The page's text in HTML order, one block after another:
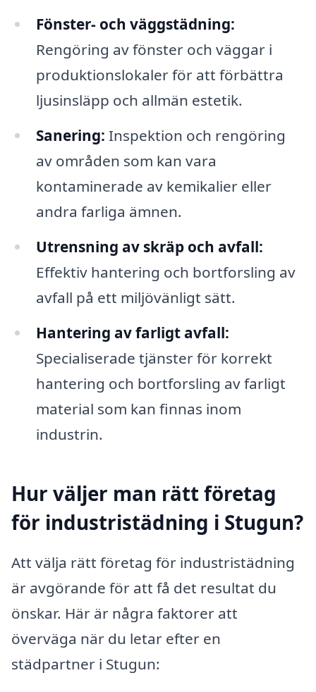
Fönster- och väggstädning:
Rengöring av fönster och väggar i
produktionslokaler för att förbättra
ljusinsläpp och allmän estetik.
Sanering: Inspektion och rengöring
av områden som kan vara
kontaminerade av kemikalier eller
andra farliga ämnen.
Utrensning av skräp och avfall:
Effektiv hantering och bortforsling av
avfall på ett miljövänligt sätt.
Hantering av farligt avfall:
Specialiserade tjänster för korrekt
hantering och bortforsling av farligt
material som kan finnas inom
industrin.
Hur väljer man rätt företag
för industristädning i Stugun?
Att välja rätt företag för industristädning
är avgörande för att få det resultat du
önskar. Här är några faktorer att
överväga när du letar efter en
städpartner i Stugun: